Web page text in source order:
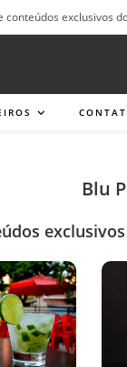
conteúdos exclusivos
Blu